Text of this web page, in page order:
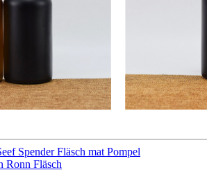
Spender Fläsch mat Pompel
Ronn Fläsch